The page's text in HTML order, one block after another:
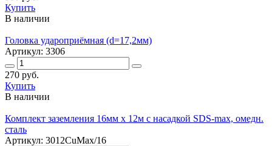
Купить
В наличии
Головка удароприёмная (d=17,2мм)
Артикул: 3306
270 руб.
Купить
В наличии
Комплект заземления 16мм х 12м с насадкой SDS-max, омедн.
сталь
Артикул: 3012CuMax/16